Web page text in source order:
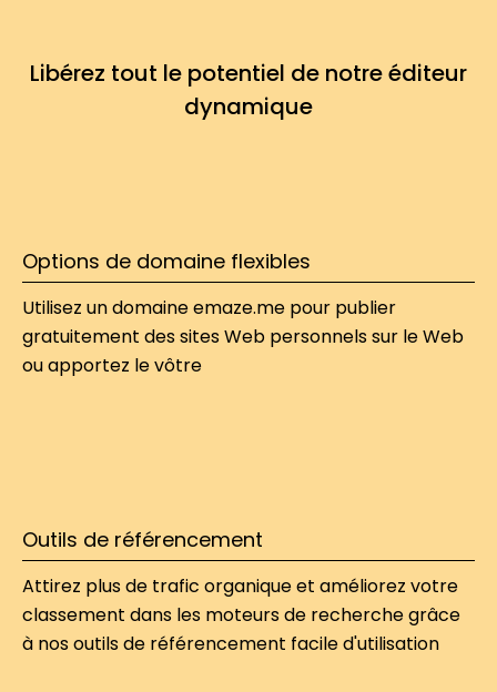
Libérez tout le potentiel de notre éditeur
dynamique
Options de domaine flexibles
Utilisez un domaine emaze.me pour publier
gratuitement des sites Web personnels sur le Web
ou apportez le vôtre
Outils de référencement
Attirez plus de trafic organique et améliorez votre
classement dans les moteurs de recherche grâce
à nos outils de référencement facile d'utilisation